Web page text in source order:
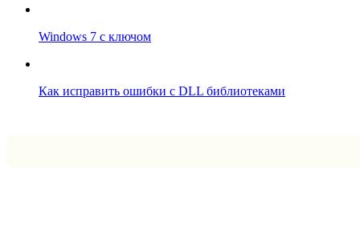
Windows 7 с ключом
Как исправить ошибки с DLL библиотеками